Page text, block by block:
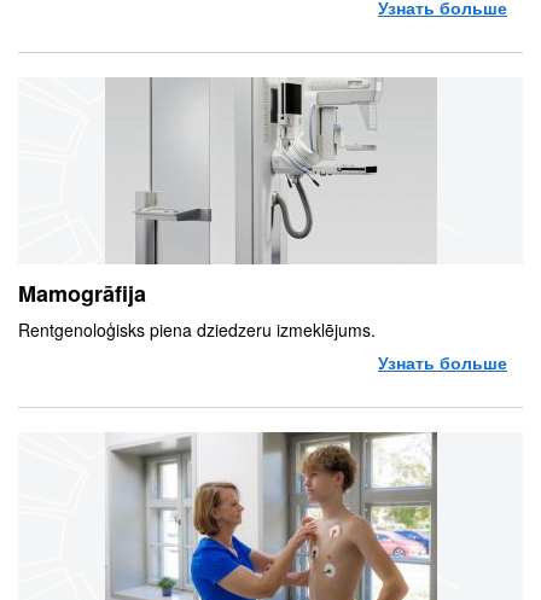
Узнать больше
Mamogrāfija
Rentgenoloģisks piena dziedzeru izmeklējums.
Узнать больше